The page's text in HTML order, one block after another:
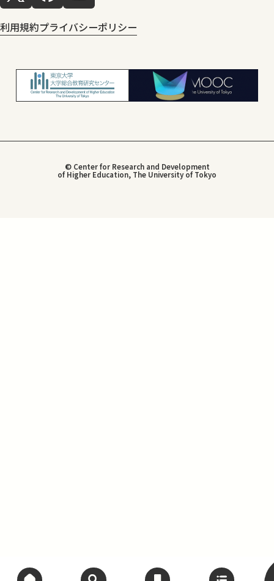
利用規約プライバシーポリシー
© Center for Research and Development
of Higher Education, The University of Tokyo